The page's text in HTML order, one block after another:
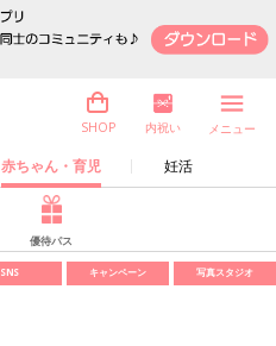
赤ちゃん・育児 妊活
SHOP 内祝い メニュー
優待パス
SNS キャンペーン 写真スタジオ